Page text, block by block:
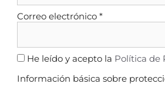
Correo electrónico *
He leído y acepto la Política de
Información básica sobre